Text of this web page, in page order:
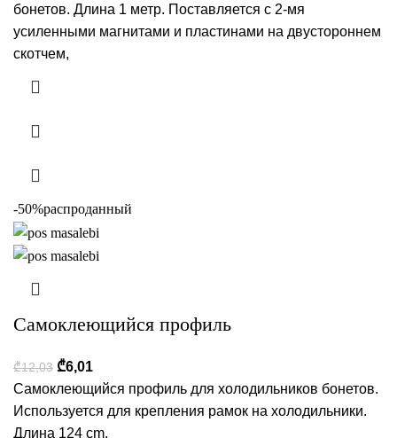
бонетов. Длина 1 метр. Поставляется с 2-мя
усиленными магнитами и пластинами на двустороннем
скотчем,
-50%распроданный
Самоклеющийся профиль
₾12,03 ₾6,01
Самоклеющийся профиль для холодильников бонетов.
Используется для крепления рамок на холодильники.
Длина 124 cm.